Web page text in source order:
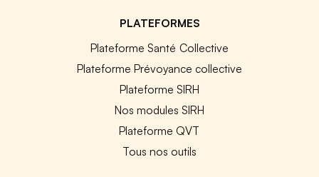
PLATEFORMES
Plateforme Santé Collective
Plateforme Prévoyance collective
Plateforme SIRH
Nos modules SIRH
Plateforme QVT
Tous nos outils